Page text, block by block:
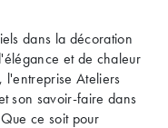
dans la décoration
et de chaleur
l'entreprise Ateliers
son savoir-faire dans
ce soit pour